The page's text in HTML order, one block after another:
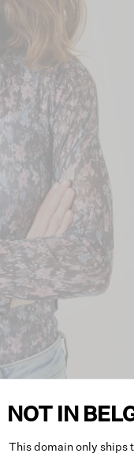
NOT IN
This domain only ships